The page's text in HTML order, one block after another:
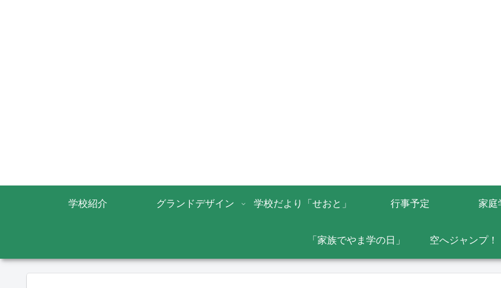
学校紹介 グランドデザイン 学校だより「せおと」 行事予定 家庭
「家族でやま学の日」 空へジャンプ！